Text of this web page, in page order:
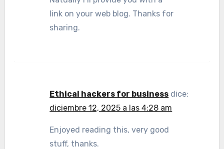
link on your web blog. Thanks for
sharing.
Ethical hackers for business dice:
diciembre 12, 2025 a las 4:28 am
Enjoyed reading this, very good
stuff, thanks.